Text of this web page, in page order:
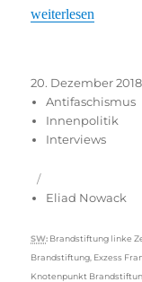
„»Sich nicht
weiterlesen
Veröffentlicht
am
20. Dezember 2018
Antifaschismus
Innenpolitik
Interviews
Eliad Nowack
Schlagwörter
SW: Brandstiftung linke
Brandstiftung Exzess
Knotenpunkt